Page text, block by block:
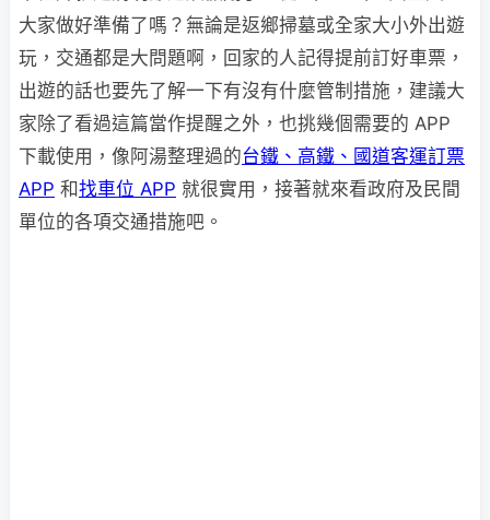
大家做好準備了嗎？無論是返鄉掃墓或全家大小外出遊
玩，交通都是大問題啊，回家的人記得提前訂好車票，
出遊的話也要先了解一下有沒有什麼管制措施，建議大
家除了看過這篇當作提醒之外，也挑幾個需要的 APP
下載使用，像阿湯整理過的台鐵、高鐵、國道客運訂票
APP 和找車位 APP 就很實用，接著就來看政府及民間
單位的各項交通措施吧。